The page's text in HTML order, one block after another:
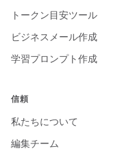
トークン目安ツール
ビジネスメール作成
学習プロンプト作成
信頼
私たちについて
編集チーム